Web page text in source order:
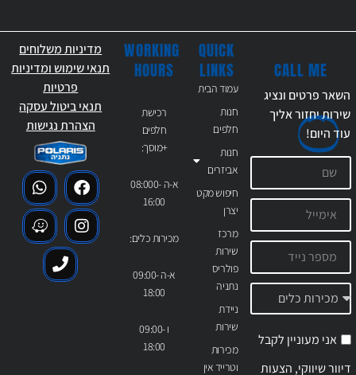
QUICK
LINKS
עמוד הבית
חנות
חלפים
חנות
אביזרים
חיפוש מקט
יצרן
מרכז
שירות
פולריס
נתניה
ניידת
שירות
מכירות
וטרייד אין
WORKING
HOURS
רכישת
חלפים
+מוסך:
א-ה 08:000-
16:00
מכירות כלים:
א-ה 09:00-
18:00
ו 09:00-
18:00
CALL ME
השאר פרטים ונציג
שירות יחזור אליך
עודהיום!
אני מעוניין לקבל
דיוור שיווקי, הצעות
מדיניות משלוחים
תנאי שימוש ומדיניות
פרטיות
תנאי ביטול עסקה
הצהרת נגישות